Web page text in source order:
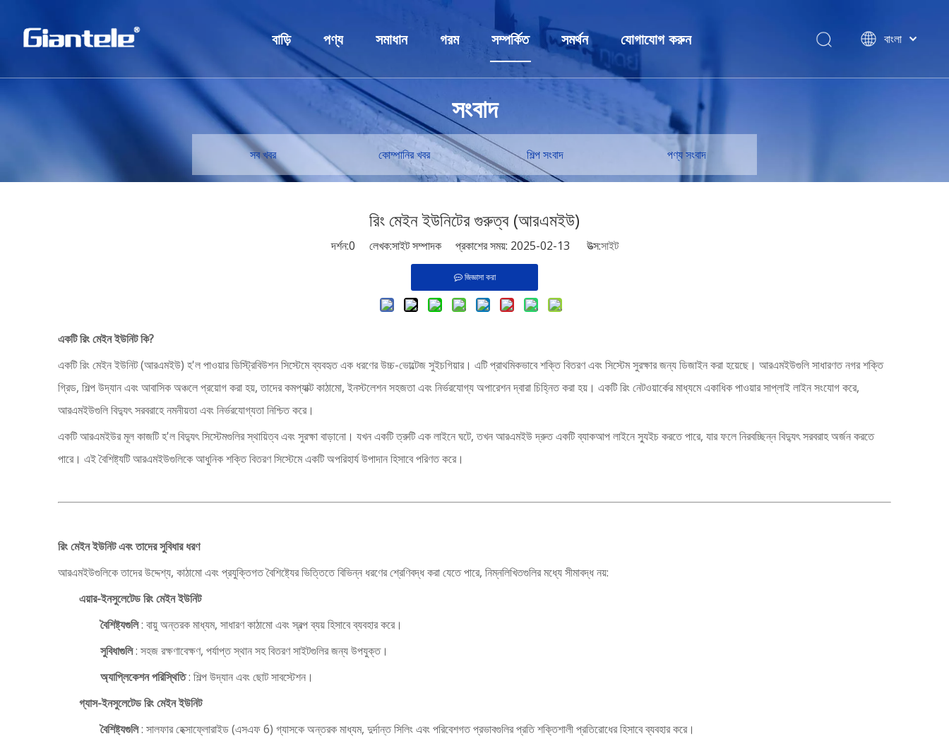
বাড়ি পণ্য
কম ভোল্টেজ সুইচগিয়ার
মাঝারি ভোল্টেজ সুইচগিয়ার
ডিসি প্যানেল ক্যাবিনেট
সমাধান
শিল্প সমাধান
আবেদন
কাস্টমাইজেশন
গরম
সুইচগিয়ার
ভ্যাকুয়াম সার্কিট ব্রেকার
ক্যাপাসিটার ব্যাংক
রিং মেইন ইউনিট
সম্পর্কিত
প্রোফাইল
পুরষ্কার এবং সার্টিফিকেট
খবর
সমর্থন
সেবা
ডাউনলোড করুন
যোগাযোগ করুন বাংলা
Tiếng Việt
Français
সংবাদ
সব খবর কোম্পানির খবর শিল্প সংবাদ পণ্য সংবাদ
রিং মেইন ইউনিটের গুরুত্ব (আরএমইউ)
দর্শন:0 লেখক:সাইট সম্পাদক প্রকাশের সময়: 2025-02-13 উত্স:সাইট
জিজ্ঞাসা করা
একটি রিং মেইন ইউনিট কি?
একটি রিং মেইন ইউনিট (আরএমইউ) হ'ল পাওয়ার ডিস্ট্রিবিউশন সিস্টেমে ব্যবহৃত এক ধরণের উচ্চ-ভোল্টেজ সুইচগিয়ার। এটি প্রাথমিকভাবে শক্তি বিতরণ এবং সিস্টেম সুরক্ষার জন্য ডিজাইন করা হয়েছে। আরএমইউগুলি সাধারণত নগর শক্তি
গ্রিড, শিল্প উদ্যান এবং আবাসিক অঞ্চলে প্রয়োগ করা হয়, তাদের কমপ্যাক্ট কাঠামো, ইনস্টলেশন সহজতা এবং নির্ভরযোগ্য অপারেশন দ্বারা চিহ্নিত করা হয়। একটি রিং নেটওয়ার্কের মাধ্যমে একাধিক পাওয়ার সাপ্লাই লাইন সংযোগ করে,
আরএমইউগুলি বিদ্যুৎ সরবরাহে নমনীয়তা এবং নির্ভরযোগ্যতা নিশ্চিত করে।
একটি আরএমইউর মূল কাজটি হ'ল বিদ্যুৎ সিস্টেমগুলির স্থায়িত্ব এবং সুরক্ষা বাড়ানো। যখন একটি ত্রুটি এক লাইনে ঘটে, তখন আরএমইউ দ্রুত একটি ব্যাকআপ লাইনে স্যুইচ করতে পারে, যার ফলে নিরবচ্ছিন্ন বিদ্যুৎ সরবরাহ অর্জন করতে
পারে। এই বৈশিষ্ট্যটি আরএমইউগুলিকে আধুনিক শক্তি বিতরণ সিস্টেমে একটি অপরিহার্য উপাদান হিসাবে পরিণত করে।
রিং মেইন ইউনিট এবং তাদের সুবিধার ধরণ
আরএমইউগুলিকে তাদের উদ্দেশ্য, কাঠামো এবং প্রযুক্তিগত বৈশিষ্ট্যের ভিত্তিতে বিভিন্ন ধরণের শ্রেণিবদ্ধ করা যেতে পারে, নিম্নলিখিতগুলির মধ্যে সীমাবদ্ধ নয়:
এয়ার-ইনসুলেটেড রিং মেইন ইউনিট
বৈশিষ্ট্যগুলি: বায়ু অন্তরক মাধ্যম, সাধারণ কাঠামো এবং স্বল্প ব্যয় হিসাবে ব্যবহার করে।
সুবিধাগুলি: সহজ রক্ষণাবেক্ষণ, পর্যাপ্ত স্থান সহ বিতরণ সাইটগুলির জন্য উপযুক্ত।
অ্যাপ্লিকেশন পরিস্থিতি: শিল্প উদ্যান এবং ছোট সাবস্টেশন।
গ্যাস-ইনসুলেটেড রিং মেইন ইউনিট
বৈশিষ্ট্যগুলি: সালফার হেক্সাফ্লোরাইড (এসএফ 6) গ্যাসকে অন্তরক মাধ্যম, দুর্দান্ত সিলিং এবং পরিবেশগত প্রভাবগুলির প্রতি শক্তিশালী প্রতিরোধের হিসাবে ব্যবহার করে।